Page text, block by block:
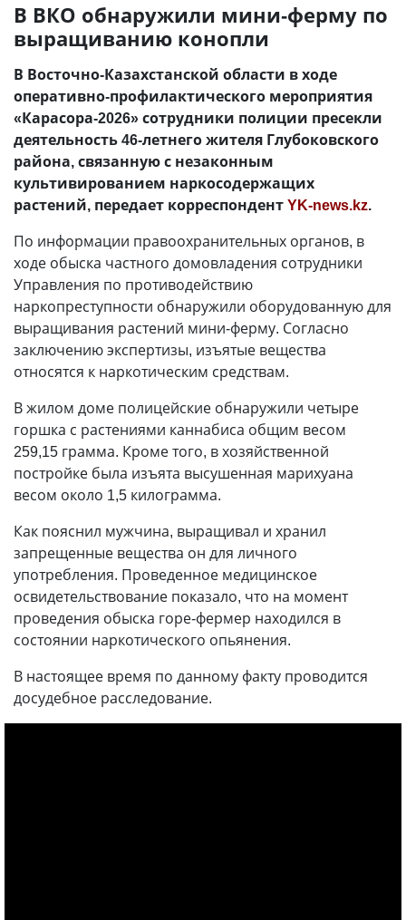
В ВКО обнаружили мини-ферму по
выращиванию конопли
В Восточно-Казахстанской области в ходе
оперативно-профилактического мероприятия
«Карасора-2026» сотрудники полиции пресекли
деятельность 46-летнего жителя Глубоковского
района, связанную с незаконным
культивированием наркосодержащих
растений, передает корреспондентYK-news.kz.
По информации правоохранительных органов, в
ходе обыска частного домовладения сотрудники
Управления по противодействию
наркопреступности обнаружили оборудованную для
выращивания растений мини-ферму. Согласно
заключению экспертизы, изъятые вещества
относятся к наркотическим средствам.
В жилом доме полицейские обнаружили четыре
горшка с растениями каннабиса общим весом
259,15 грамма. Кроме того, в хозяйственной
постройке была изъята высушенная марихуана
весом около 1,5 килограмма.
Как пояснил мужчина, выращивал и хранил
запрещенные вещества он для личного
употребления. Проведенное медицинское
освидетельствование показало, что на момент
проведения обыска горе-фермер находился в
состоянии наркотического опьянения.
В настоящее время по данному факту проводится
досудебное расследование.